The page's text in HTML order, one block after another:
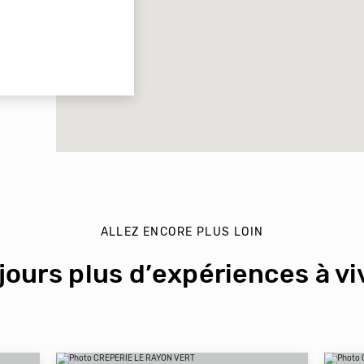
ALLEZ ENCORE PLUS LOIN
plus d’expériences à